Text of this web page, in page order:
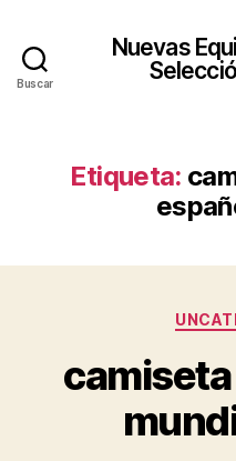
Buscar
Nuevas
Etiqueta: